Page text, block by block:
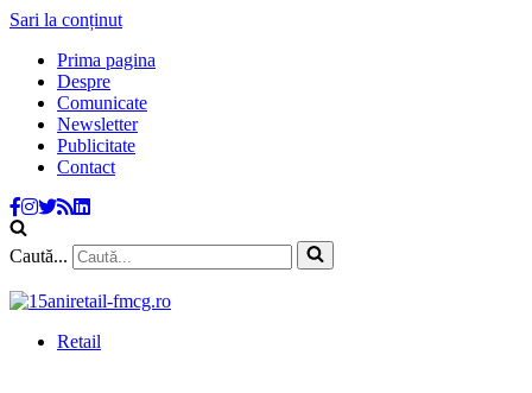
Sari la conținut
Prima pagina
Despre
Comunicate
Newsletter
Publicitate
Contact
Caută...
Retail